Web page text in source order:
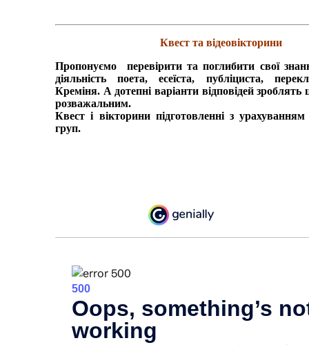
Квест та відеовікторини
Пропонуємо перевірити та поглибити свої
діяльність поета, есеїста, публіциста,
Креміня. А дотепні варіанти відповідей
розважальним.
Квест і вікторини підготовленні з урахуванням
груп.